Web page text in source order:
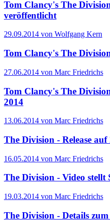
Tom Clancy's The
veröffentlicht
29.09.2014 von Wolfgang Kern
Tom Clancy's The
27.06.2014 von Marc Friedrichs
Tom Clancy's The
2014
13.06.2014 von Marc Friedrichs
The Division - Release auf
16.05.2014 von Marc Friedrichs
The Division - Video
19.03.2014 von Marc Friedrichs
The Division - Details zum